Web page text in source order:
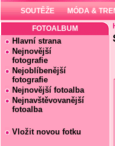
SOUTĚŽE MÓDA &
FOTOALBUM
Hlavní strana
Nejnovější
fotografie
Nejoblíbenější
fotografie
Nejnovější fotoalba
Nejnavštěvovanější
fotoalba
Vložit novou fotku